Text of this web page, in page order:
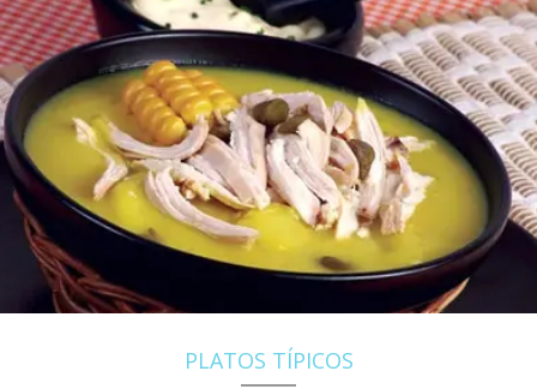
PLATOS TÍPICOS